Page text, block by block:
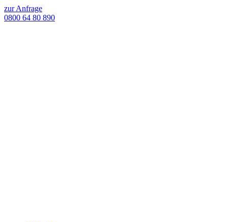
zur Anfrage
0800 64 80 890